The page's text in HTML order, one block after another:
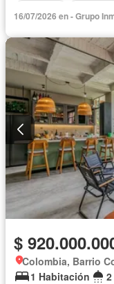
Vista
16/07/2026 en - Grupo
$
Colombia, Barrio
1 Habitación